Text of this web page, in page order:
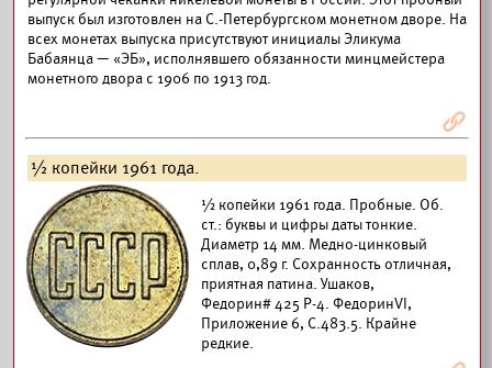
выпуск был изготовлен на С.-Петербургском монетном дворе. На
всех монетах выпуска присутствуют инициалы Эликума
Бабаянца — «ЭБ», исполнявшего обязанности минцмейстера
монетного двора с 1906 по 1913 год.
Я
½ копейки 1961 года.
½ копейки 1961 года. Пробные. Об.
ст.: буквы и цифры даты тонкие.
Диаметр 14 мм. Медно-цинковый
сплав, 0,89 г. Сохранность отличная,
приятная патина. Ушаков,
Федорин# 425 Р-4. ФедоринVI,
Приложение 6, С.483.5. Крайне
редкие.